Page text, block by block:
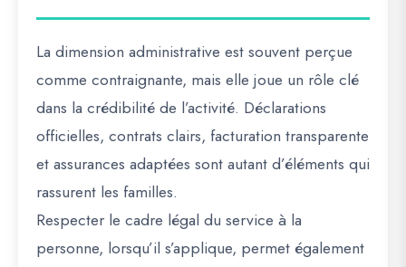
La dimension administrative est souvent perçue
comme contraignante, mais elle joue un rôle clé
dans la crédibilité de l’activité. Déclarations
officielles, contrats clairs, facturation transparente
et assurances adaptées sont autant d’éléments qui
rassurent les familles.
Respecter le cadre légal du service à la
personne, lorsqu’il s’applique, permet également